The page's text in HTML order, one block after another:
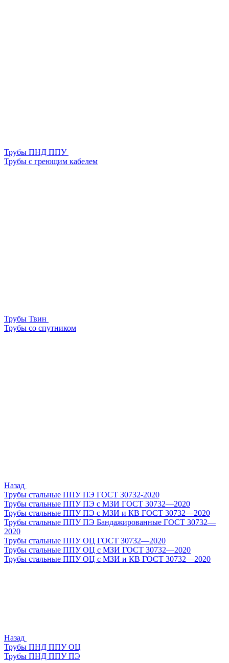
Трубы ПНД ППУ
Трубы с греющим кабелем
Трубы Твин
Трубы со спутником
Назад
Трубы стальные ППУ ПЭ ГОСТ 30732-2020
Трубы стальные ППУ ПЭ с МЗИ ГОСТ 30732—2020
Трубы стальные ППУ ПЭ с МЗИ и КВ ГОСТ 30732—2020
Трубы стальные ППУ ПЭ Бандажированные ГОСТ 30732—
2020
Трубы стальные ППУ ОЦ ГОСТ 30732—2020
Трубы стальные ППУ ОЦ с МЗИ ГОСТ 30732—2020
Трубы стальные ППУ ОЦ с МЗИ и КВ ГОСТ 30732—2020
Назад
Трубы ПНД ППУ ОЦ
Трубы ПНД ППУ ПЭ